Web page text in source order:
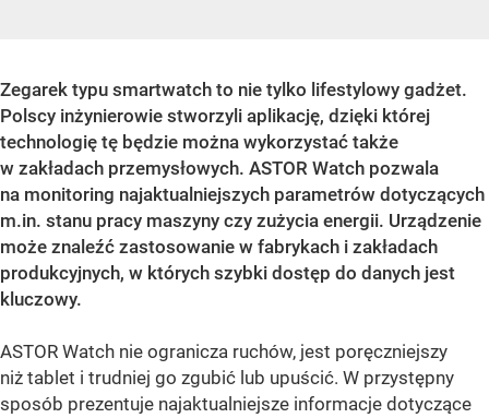
Zegarek typu smartwatch to nie tylko lifestylowy gadżet.
Polscy inżynierowie stworzyli aplikację, dzięki której
technologię tę będzie można wykorzystać także
w zakładach przemysłowych. ASTOR Watch pozwala
na monitoring najaktualniejszych parametrów dotyczących
m.in. stanu pracy maszyny czy zużycia energii. Urządzenie
może znaleźć zastosowanie w fabrykach i zakładach
produkcyjnych, w których szybki dostęp do danych jest
kluczowy.
ASTOR Watch nie ogranicza ruchów, jest poręczniejszy
niż tablet i trudniej go zgubić lub upuścić. W przystępny
sposób prezentuje najaktualniejsze informacje dotyczące